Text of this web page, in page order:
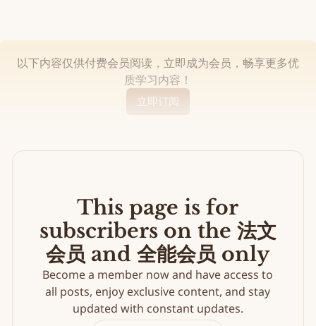
以下内容仅供付费会员阅读，立即成为会员，畅享更多优
质学习内容！
立即订阅
This page is for
subscribers on the 法文
会员 and 全能会员 only
Become a member now and have access to
all posts, enjoy exclusive content, and stay
updated with constant updates.